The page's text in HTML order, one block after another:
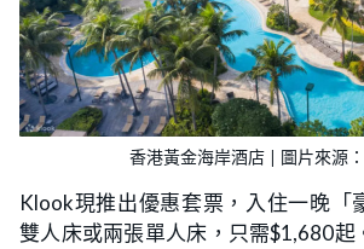
香港黃金海岸酒店 | 圖片來源
Klook現推出優惠套票，入住一晚「
雙人床或兩張單人床，只需$1,680起